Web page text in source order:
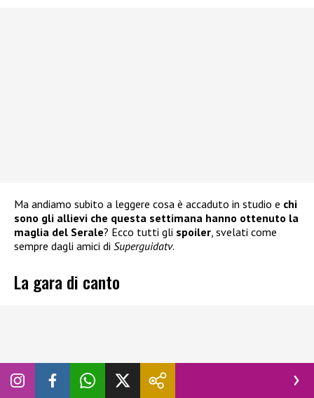
Ma andiamo subito a leggere cosa è accaduto in studio e chi
sono gli allievi che questa settimana hanno ottenuto la
maglia del Serale? Ecco tutti gli spoiler, svelati come
sempre dagli amici di Superguidatv.
La gara di canto